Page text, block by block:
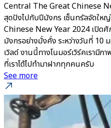
Central The Great Chinese
สุดปังไปกับปีมังกร เซ็นทรัลจัดใ
Chinese New Year 2024 เปิดศั
มังกรอย่างมั่งคั่ง ระหว่างวันที่ 10
เวิลด์ งานนี้ทางโนมอร์เวิร์คเรามี
ที่เราได้ไปทำมาฝากทุกคนครับ
See more